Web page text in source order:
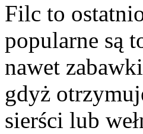
Filc to
popularne są
nawet
gdyż
sierści lub